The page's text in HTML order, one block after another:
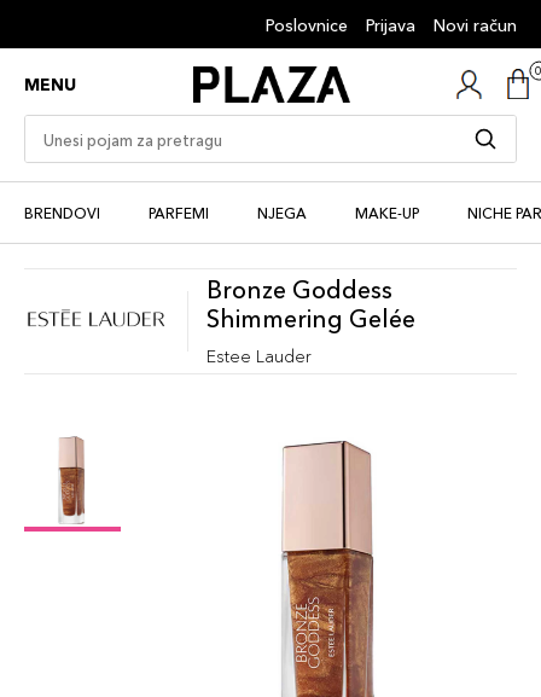
Poslovnice Prijava Novi račun
MENU
BRENDOVI PARFEMI NJEGA MAKE-UP NICHE
Bronze Goddess
Shimmering Gelée
Estee Lauder